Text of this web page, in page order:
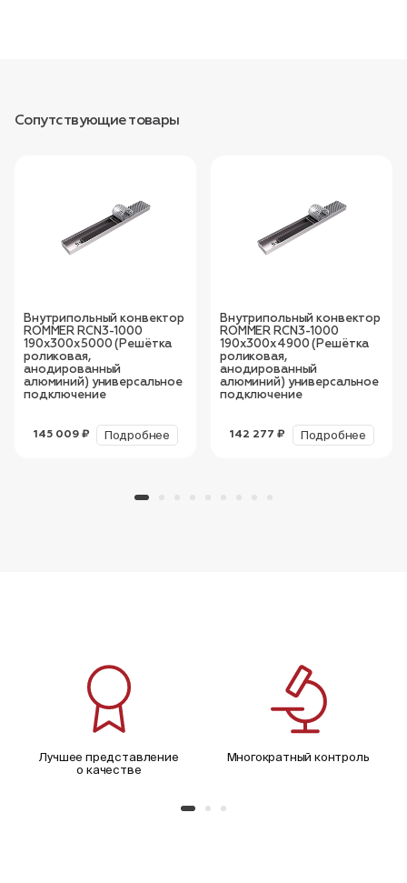
Сопутствующие товары
Внутрипольный конвектор
ROMMER RCN3-1000
190х300х5000 (Решётка
роликовая,
анодированный
алюминий) универсальное
подключение
145 009 ₽ Подробнее
Внутрипольный конвектор
ROMMER RCN3-1000
190х300х4900 (Решётка
роликовая,
анодированный
алюминий) универсальное
подключение
142 277 ₽ Подробнее
Лучшее представление
о качестве
Многократный контроль